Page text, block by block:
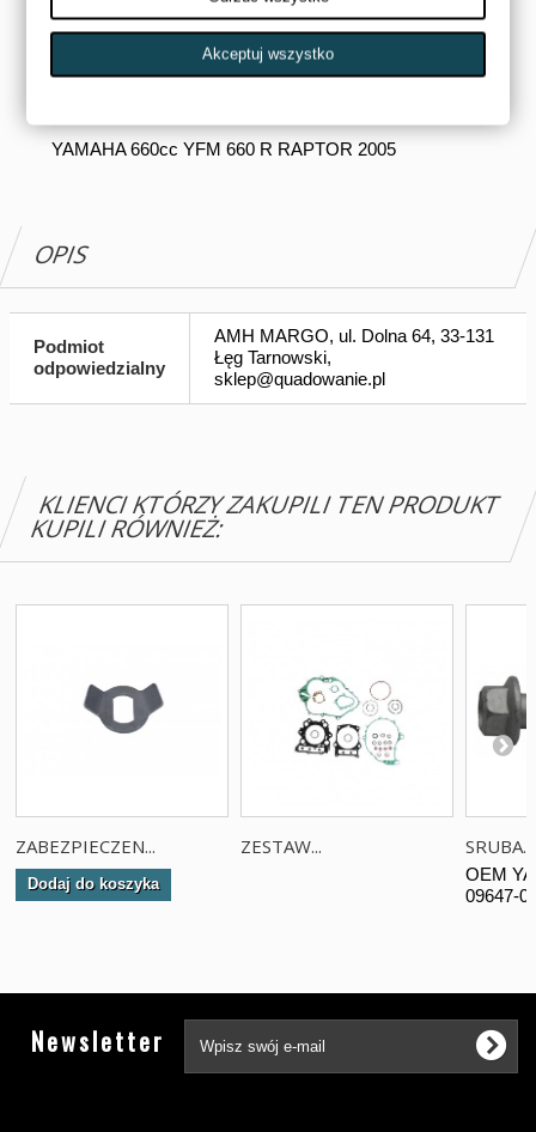
YAMAHA 660cc YFM 660 R RAPTOR 2002
YAMAHA 660cc YFM 660 R RAPTOR 2003
YAMAHA 660cc YFM 660 R RAPTOR 2005
OPIS
Podmiot
odpowiedzialny
AMH MARGO, ul. Dolna 64, 33-131
Łęg Tarnowski,
sklep@quadowanie.pl
KLIENCI KTÓRZY ZAKUPILI TEN PRODUKT
KUPILI RÓWNIEŻ:
ZABEZPIECZEN...
Dodaj do koszyka
ZESTAW... SRUBA...
OEM
09647-
Newsletter
Akceptuj wszystko